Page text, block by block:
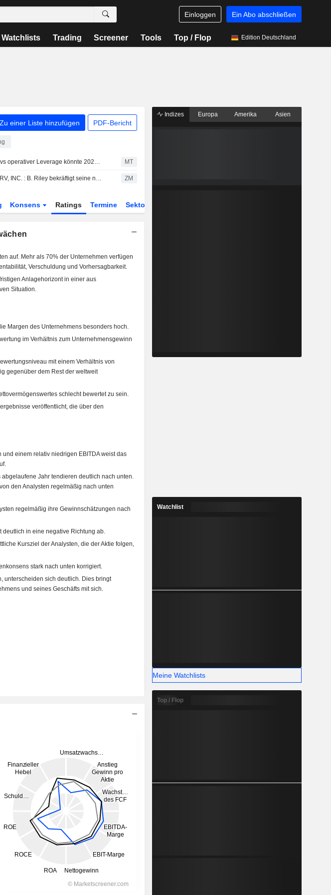
Einloggen Ein Abo abschließen
Watchlists Trading Screener Tools Top / Flop Edition Deutschland
Zu einer Liste hinzufügen PDF-Bericht
Fiservs operativer Leverage könnte 2027 zurückkehren, sagt RBC MT
FISERV, INC. : B. Riley bekräftigt seine neutrale Bewertung ZM
Konsens Ratings Termine Sektor
auf. Mehr als 70% der Unternehmen verfügen
Verschuldung und Vorhersagbarkeit.
Anlagehorizont in einer aus
Situation.
Margen des Unternehmens besonders hoch.
im Verhältnis zum Unternehmensgewinn
mit einem Verhältnis von
gegenüber dem Rest der weltweit
schlecht bewertet zu sein.
veröffentlicht, die über den
einem relativ niedrigen EBITDA weist das
Jahr tendieren deutlich nach unten.
den Analysten regelmäßig nach unten
regelmäßig ihre Gewinnschätzungen nach
deutlich in eine negative Richtung ab.
Kursziel der Analysten, die der Aktie folgen,
stark nach unten korrigiert.
unterscheiden sich deutlich. Dies bringt
und seines Geschäfts mit sich.
Indizes Europa Amerika Asien
Watchlist
Meine Watchlists
Top / Flop